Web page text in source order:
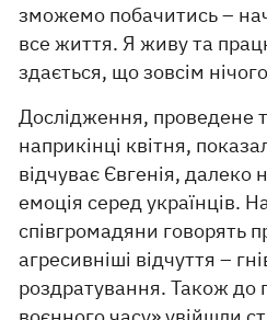
зможемо побачитись –
все життя. Я живу та
здається, що зовсім
Дослідження, проведене
наприкінці квітня,
відчуває Євгенія, далеко
емоція серед українців.
співгромадяни говорять
агресивніші відчуття –
роздратування. Також до